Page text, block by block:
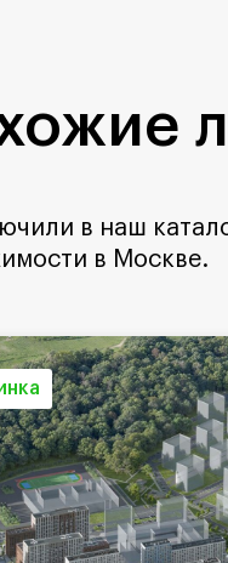
в наш
в Москве.